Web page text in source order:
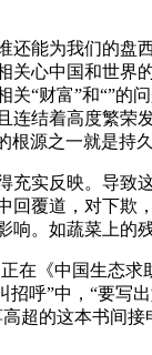
为我们的盘
心中国和世
“财富”和“”
结着高度繁
源之一就是持
反映。导致
覆道，对下
。如蔬菜上的
《中国生态
呼”中，“要
超的这本书间